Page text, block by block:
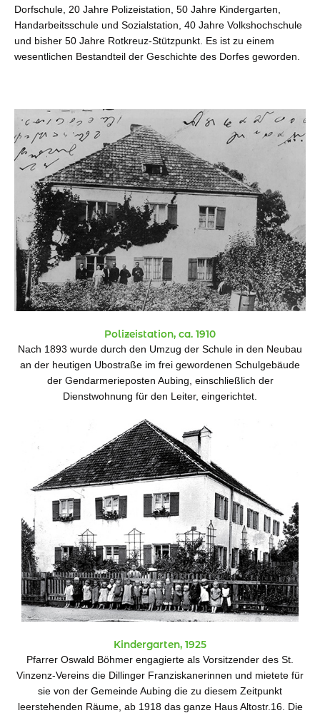
Dorfschule, 20 Jahre Polizeistation, 50 Jahre Kindergarten,
Handarbeitsschule und Sozialstation, 40 Jahre Volkshochschule
und bisher 50 Jahre Rotkreuz-Stützpunkt. Es ist zu einem
wesentlichen Bestandteil der Geschichte des Dorfes geworden.
Polizeistation, ca. 1910
Nach 1893 wurde durch den Umzug der Schule in den Neubau
an der heutigen Ubostraße im frei gewordenen Schulgebäude
der Gendarmerieposten Aubing, einschließlich der
Dienstwohnung für den Leiter, eingerichtet.
Kindergarten, 1925
Pfarrer Oswald Böhmer engagierte als Vorsitzender des St.
Vinzenz-Vereins die Dillinger Franziskanerinnen und mietete für
sie von der Gemeinde Aubing die zu diesem Zeitpunkt
leerstehenden Räume, ab 1918 das ganze Haus Altostr.16. Die